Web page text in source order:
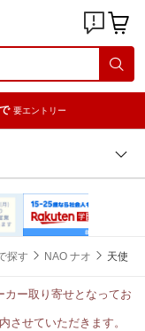
要エントリー
探す NAO ナオ 天使
ー取り寄せとなってお
させていただきます。